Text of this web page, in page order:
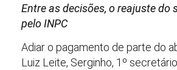
Entre as decisões, o reajuste
pelo INPC
Adiar o pagamento de parte do
Luiz Leite, Serginho, 1º